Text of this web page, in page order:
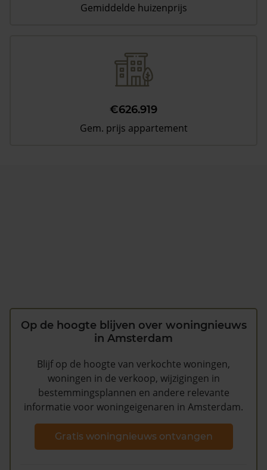
Gemiddelde huizenprijs
€626.919
Gem. prijs appartement
Op de hoogte blijven over woningnieuws
in Amsterdam
Blijf op de hoogte van verkochte woningen,
woningen in de verkoop, wijzigingen in
bestemmingsplannen en andere relevante
informatie voor woningeigenaren in Amsterdam.
Gratis woningnieuws ontvangen